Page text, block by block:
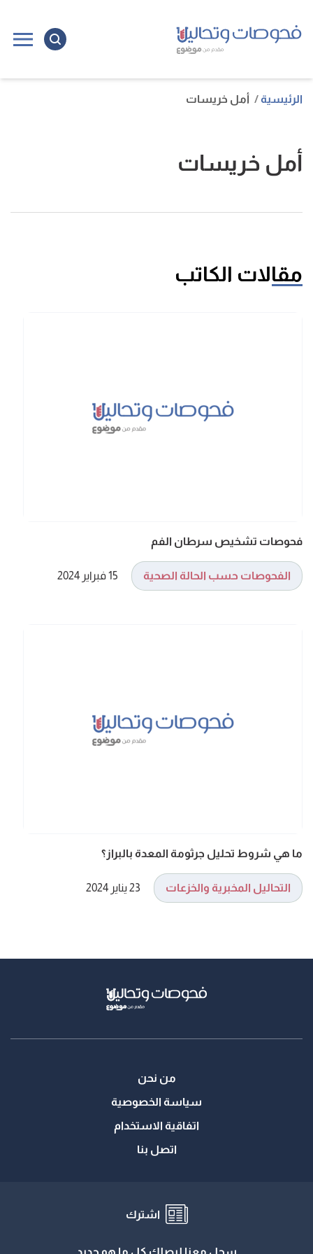
الرئيسية أمل خريسات
أمل خريسات
مقالات الكاتب
فحوصات تشخيص سرطان الفم
الفحوصات حسب الحالة الصحية 15 فبراير 2024
ما هي شروط تحليل جرثومة المعدة بالبراز؟
التحاليل المخبرية والخزعات 23 يناير 2024
من نحن
سياسة الخصوصية
اتفاقية الاستخدام
اتصل بنا
اشترك
سجل معنا ليصلك كل ما هو جديد